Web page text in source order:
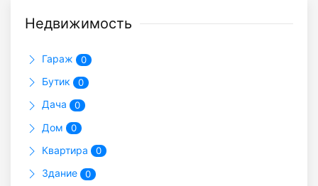
Недвижимость
Гараж 0
Бутик 0
Дача 0
Дом 0
Квартира 0
Здание 0